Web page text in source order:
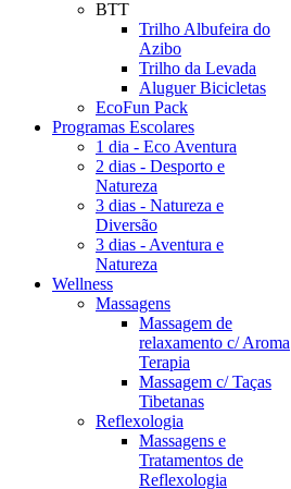
BTT
Trilho Albufeira do
Azibo
Trilho da Levada
Aluguer Bicicletas
EcoFun Pack
Programas Escolares
1 dia - Eco Aventura
2 dias - Desporto e
Natureza
3 dias - Natureza e
Diversão
3 dias - Aventura e
Natureza
Wellness
Massagens
Massagem de
relaxamento c/ Aroma
Terapia
Massagem c/ Taças
Tibetanas
Reflexologia
Massagens e
Tratamentos de
Reflexologia